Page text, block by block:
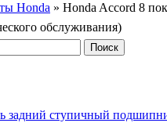
Honda » Honda Accord 8
обслуживания)
задний ступичный